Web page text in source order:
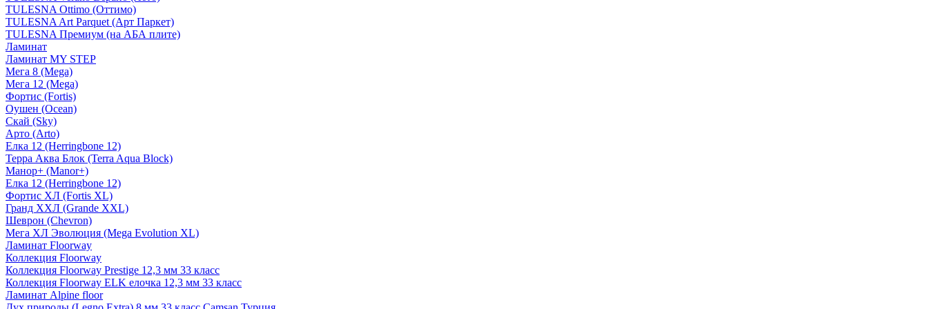
TULESNA Ottimo (Оттимо)
TULESNA Art Parquet (Арт Паркет)
TULESNA Премиум (на АБА плите)
Ламинат
Ламинат MY STEP
Мега 8 (Mega)
Мега 12 (Mega)
Фортис (Fortis)
Оушен (Ocean)
Скай (Sky)
Арто (Arto)
Елка 12 (Herringbone 12)
Терра Аква Блок (Terra Aqua Block)
Манор+ (Manor+)
Елка 12 (Herringbone 12)
Фортис ХЛ (Fortis XL)
Гранд ХХЛ (Grande XXL)
Шеврон (Chevron)
Мега ХЛ Эволюция (Mega Evolution XL)
Ламинат Floorway
Коллекция Floorway
Коллекция Floorway Prestige 12,3 мм 33 класс
Коллекция Floorway ELK елочка 12,3 мм 33 класс
Ламинат Alpine floor